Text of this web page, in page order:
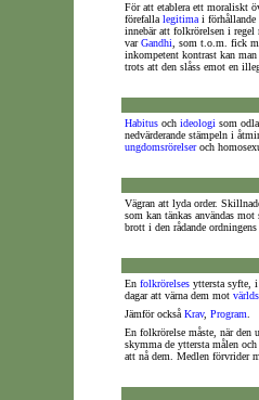
För att etablera ett moraliskt
förefalla legitima i
innebär att folkrörelsen i regel
varGandhi , som t.o.m. fick
inkompetent kontrast kan
trots att den slåss emot en
Habitus och ideologi som
nedvärderande stämpeln i
ungdomsrörelseroch
Vägran att lyda order.
som kan tänkas användas
brott i den rådande ordningens
En folkrörelses yttersta syfte,
dagar att värna dem mot
Jämför också Krav, Program
En folkrörelse måste, när den
skymma de yttersta målen
att nå dem. Medlen förvrider